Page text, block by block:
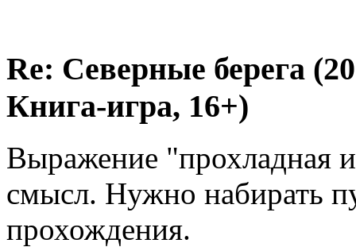
Re: Северные берега
Книга-игра, 16+)
Выражение "прохладная
смысл. Нужно набирать
прохождения.